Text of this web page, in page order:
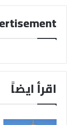
اقرأ ايضاً